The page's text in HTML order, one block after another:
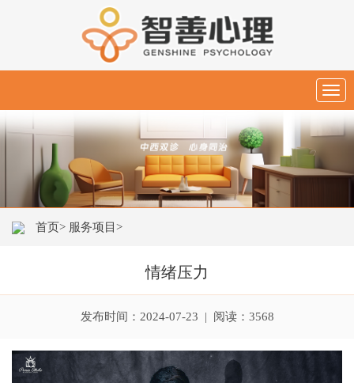
首页> 服务项目>
情绪压力
发布时间：2024-07-23 | 阅读：3568